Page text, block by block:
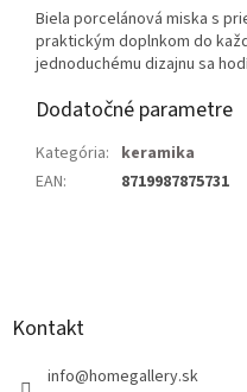
Biela porcelánová miska s
praktickým doplnkom do
jednoduchému dizajnu sa
Dodatočné parametre
Kategória: keramika
EAN: 8719987875731
Kontakt
info@homegallery.sk